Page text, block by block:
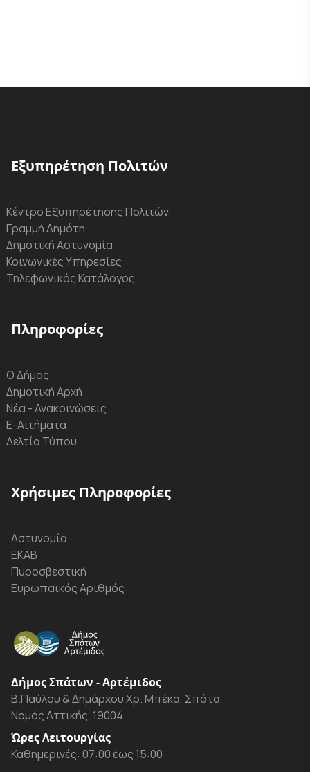
Εξυπηρέτηση Πολιτών
Κέντρο Εξυπηρέτησης Πολιτών
Γραμμή Δημότη
Δημοτική Αστυνομία
Κοινωνικές Υπηρεσίες
Τηλεφωνικός Κατάλογος
Πληροφορίες
Ο Δήμος
Δημοτική Αρχή
Νέα - Ανακοινώσεις
Ε-Αιτήματα
Δελτία Τύπου
Χρήσιμες Πληροφορίες
Αστυνομία
ΕΚΑΒ
Πυροσβεστική
Ευρωπαϊκός Αριθμός
Δήμος Σπάτων - Αρτέμιδος
Β.Παύλου & Δημάρχου Χρ. Μπέκα, Σπάτα,
Νομός Αττικής, 19004
Ώρες Λειτουργίας
Καθημερινές: 07:00 έως 15:00